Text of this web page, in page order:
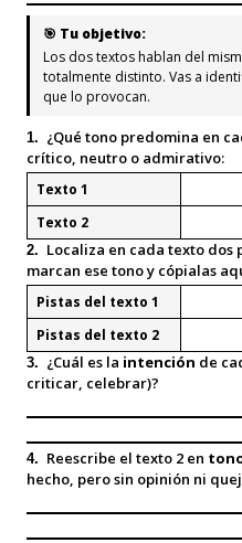
🎯 Tu objetivo:
Los dos textos hablan del
totalmente distinto. Vas a
que lo provocan.
1. ¿Qué tono predomina en
crítico, neutro o admirativo:
Texto 1
Texto 2
2. Localiza en cada texto dos
marcan ese tono y cópialas
Pistas del texto 1
Pistas del texto 2
3. ¿Cuál es la intención de
criticar, celebrar)?
4. Reescribe el texto 2 en
hecho, pero sin opinión ni